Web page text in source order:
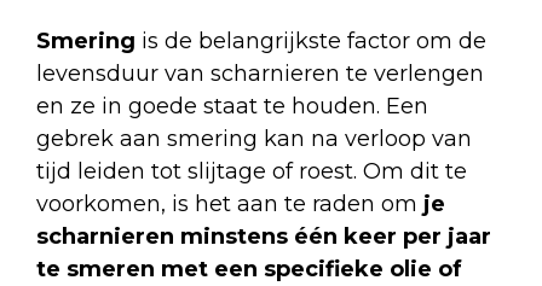
Smering is de belangrijkste factor om de
levensduur van scharnieren te verlengen
en ze in goede staat te houden. Een
gebrek aan smering kan na verloop van
tijd leiden tot slijtage of roest. Om dit te
voorkomen, is het aan te raden om je
scharnieren minstens één keer per jaar
te smeren met een specifieke olie of